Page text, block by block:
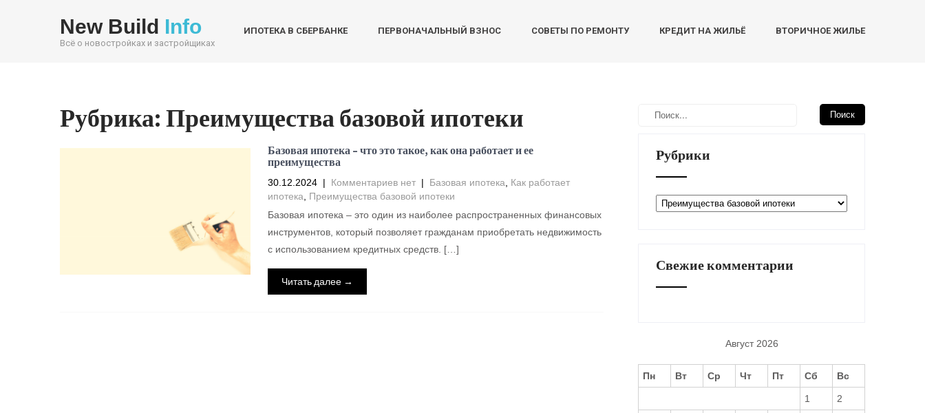
New Build Info
Всё о новостройках и застройщиках
ИПОТЕКА В СБЕРБАНКЕ ПЕРВОНАЧАЛЬНЫЙ ВЗНОС СОВЕТЫ ПО РЕМОНТУ КРЕДИТ НА ЖИЛЬЁ ВТОРИЧНОЕ ЖИЛЬЕ
Рубрика:Преимущества базовой ипотеки
Базовая ипотека – что это такое, как она работает и ее
преимущества
30.12.2024 | Комментариев нет | Базовая ипотека
Как работает
ипотека
Преимущества базовой ипотеки
Базовая ипотека – это один из наиболее распространенных финансовых
инструментов, который позволяет гражданам приобретать недвижимость
с использованием кредитных средств. […]
Читать далее →
Рубрики
Рубрики
Свежие комментарии
Август 2026
Пн Вт Ср Чт Пт Сб Вс
1 2